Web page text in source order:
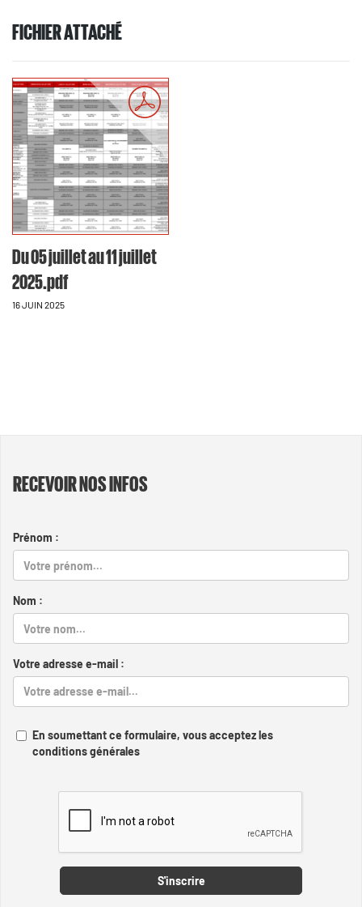
FICHIER ATTACHÉ
Du 05 juillet au 11 juillet
2025.pdf
16 JUIN 2025
RECEVOIR NOS INFOS
Prénom :
Nom :
Votre adresse e-mail :
En soumettant ce formulaire, vous acceptez les
conditions générales
S'inscrire